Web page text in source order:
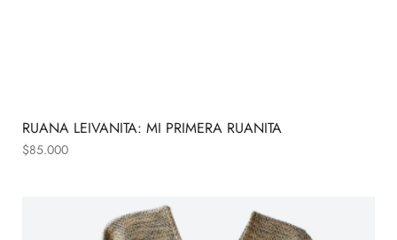
RUANA LEIVANITA: MI PRIMERA RUANITA
$85.000